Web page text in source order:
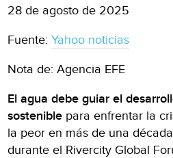
28 de agosto de 2025
Fuente:Yahoo noticias
Nota de: Agencia EFE
El agua debe guiar el
sostenible para enfrentar la
la peor en más de una
durante el Rivercity Global